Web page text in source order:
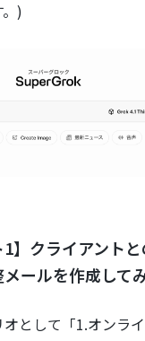
)
】クライアント
ールを作成して
として「1.オンラ